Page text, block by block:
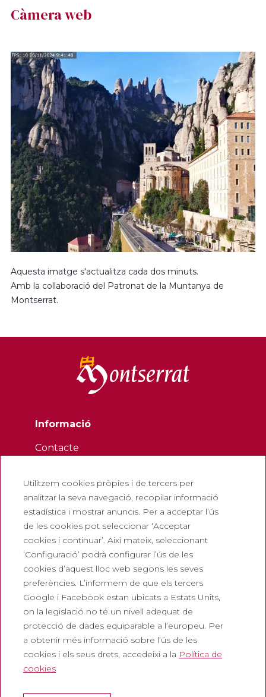
Càmera web
Aquesta imatge s'actualitza cada dos minuts.
Amb la col·laboració del Patronat de la Muntanya de
Montserrat.
Informació
Contacte
Treballa amb nosaltres
Preguntes freqüents
Entrada turística
Política de privadesa
Política de Xarxes Socials
Canal de denúncies
Corporatiu
Utilitzem cookies pròpies i de tercers per
analitzar la seva navegació, recopilar informació
estadística i mostrar anuncis. Per a acceptar l’ús
de les cookies pot seleccionar ‘Acceptar
cookies i continuar’. Així mateix, seleccionant
‘Configuració’ podrà configurar l’ús de les
cookies d’aquest lloc web segons les seves
preferències. L’informem de que els tercers
Google i Facebook estan ubicats a Estats Units,
on la legislació no té un nivell adequat de
protecció de dades equiparable a l’europeu. Per
a obtenir més informació sobre l’ús de les
cookies i els seus drets, accedeixi a la Política de
cookies